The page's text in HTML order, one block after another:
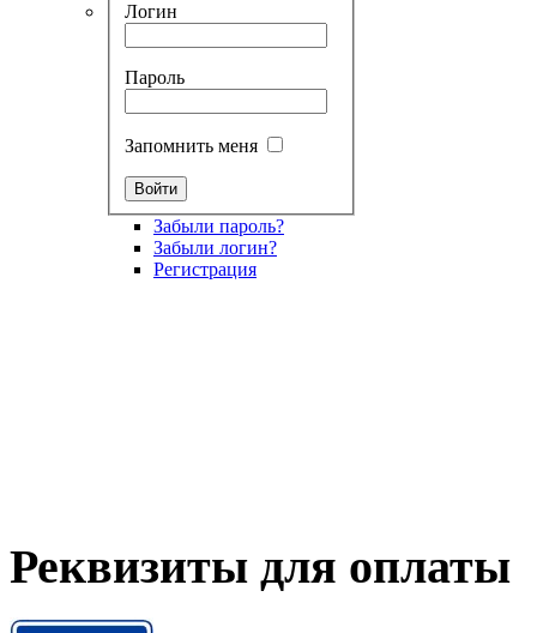
Логин
Пароль
Запомнить меня
Забыли пароль?
Забыли логин?
Регистрация
Реквизиты для оплаты